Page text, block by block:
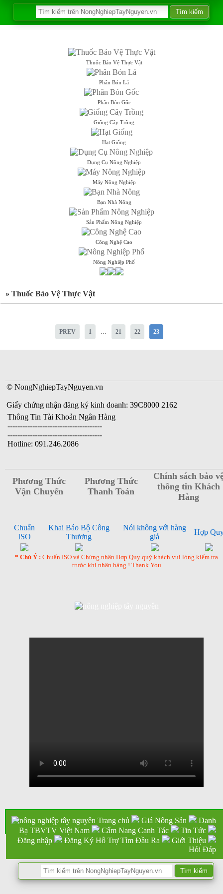
Thuốc Bảo Vệ Thực Vật
Phân Bón Lá
Phân Bón Gốc
Giống Cây Trồng
Hạt Giống
Dụng Cụ Nông Nghiệp
Máy Nông Nghiệp
Bạn Nhà Nông
Sản Phẩm Nông Nghiệp
Công Nghệ Cao
Nông Nghiệp Phố
» Thuốc Bảo Vệ Thực Vật
PREV 1 ... 21 22 23
© NongNghiepTayNguyen.vn
Giấy chứng nhận đăng ký kinh doanh: 39C8000 2162
Thông Tin Tài Khoản Ngân Hàng
--------------------------------------
--------------------------------------
Hotline: 091.246.2086
Phương Thức
Vận Chuyển
Phương Thức
Thanh Toán
Chính sách bảo
thông tin Khách
Hàng
Chuẩn
ISO
Khai Báo Bộ Công
Thương
Nói không với hàng
giả
Hợp
* Chú Ý : Chuẩn ISO và Chứng nhận Hợp Quy quý khách vui lòng kiểm tra
trước khi nhận hàng ! Thank You
Trang chủ Giá Nông Sản
Danh
Bạ TBVTV Việt Nam
Cẩm Nang Canh Tác
Tin Tức
Đăng nhập
Đăng Ký Hỗ Trợ Tìm Đầu Ra
Giới Thiệu
Hỏi Đáp